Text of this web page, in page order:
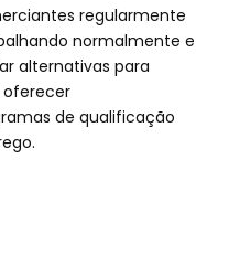
regularmente
normalmente e
alternativas para
oferecer
de qualificação